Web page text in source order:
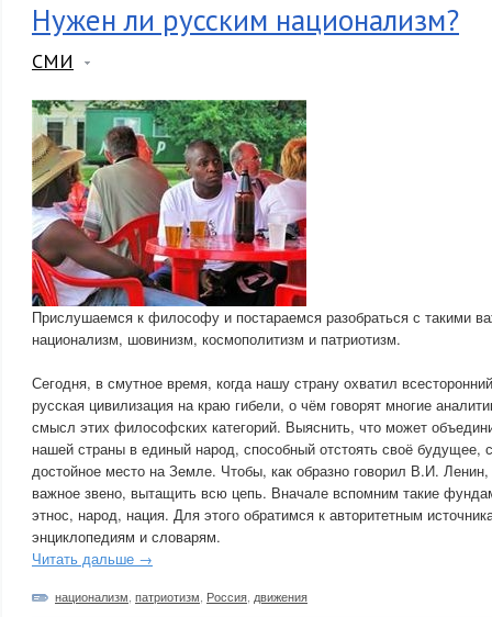
Нужен ли русским национализм?
СМИ
Прислушаемся к философу и постараемся разобраться с такими
национализм, шовинизм, космополитизм и патриотизм.
Сегодня, в смутное время, когда нашу страну охватил
русская цивилизация на краю гибели, о чём говорят многие
смысл этих философских категорий. Выяснить, что может
нашей страны в единый народ, способный отстоять своё будущее,
достойное место на Земле. Чтобы, как образно говорил В.И.
важное звено, вытащить всю цепь. Вначале вспомним такие
этнос, народ, нация. Для этого обратимся к авторитетным
энциклопедиям и словарям.
Читать дальше →
национализм патриотизм Россия движения